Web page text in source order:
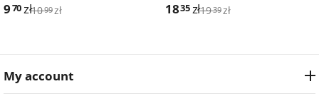
970zł1099zł 1835zł1939zł
My account